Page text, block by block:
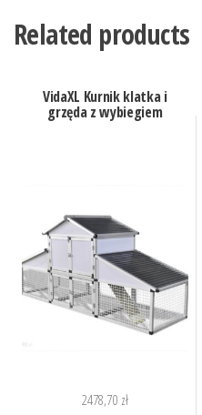
Related products
VidaXL Kurnik klatka i
grzęda z wybiegiem
2478,70 zł